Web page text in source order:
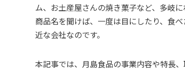
ム、お土産屋さんの焼き菓子など、多岐に
商品名を聞けば、一度は目にしたり、食
近な会社なのです。
本記事では、月島食品の事業内容や特長